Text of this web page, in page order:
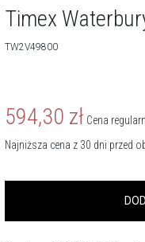
Timex
TW2V49800
594,30 zł Cena
Najniższa cena z 30 dni przed